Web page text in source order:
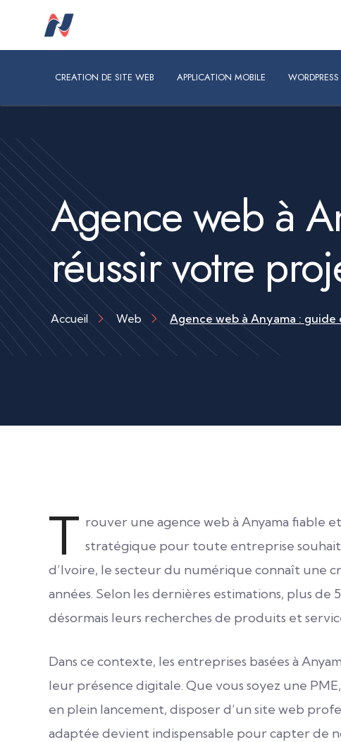
CREATION DE SITE WEB APPLICATION MOBILE WORDPRESS
CREATION DE SITE WEB
Agence web à
réussir votre
Accueil Web Agence web à Anyama :
T rouver une agence web à Anyama fiable
stratégique pour toute entreprise
d’Ivoire, le secteur du numérique connaît une
années. Selon les dernières estimations, plus
désormais leurs recherches de produits et
Dans ce contexte, les entreprises basées à
leur présence digitale. Que vous soyez une
en plein lancement, disposer d’un site web
adaptée devient indispensable pour capter de